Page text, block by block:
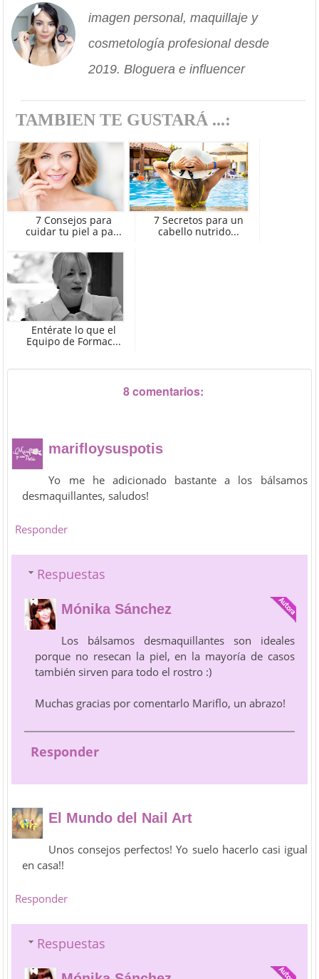
imagen personal, maquillaje y
cosmetología profesional desde
2019. Bloguera e influencer
TAMBIEN TE GUSTARÁ ...:
7 Consejos para
cuidar tu piel a pa...
7 Secretos para un
cabello nutrido...
Entérate lo que el
Equipo de Formac...
8 comentarios:
marifloysuspotis
Yo me he adicionado bastante a los bálsamos
desmaquillantes, saludos!
Responder
Respuestas
Mónika Sánchez
Los bálsamos desmaquillantes son ideales
porque no resecan la piel, en la mayoría de casos
también sirven para todo el rostro :)
Muchas gracias por comentarlo Mariflo, un abrazo!
Responder
El Mundo del Nail Art
Unos consejos perfectos! Yo suelo hacerlo casi igual
en casa!!
Responder
Respuestas